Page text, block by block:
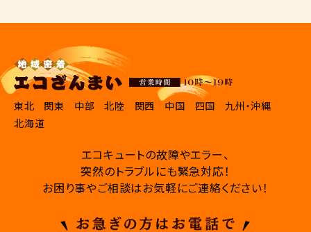
東北 関東 中部 北陸 関西 中国 四国
九州・沖縄
北海道
エコキュートの故障やエラー、
突然のトラブルにも緊急対応！
お困り事やご相談はお気軽にご連絡ください！